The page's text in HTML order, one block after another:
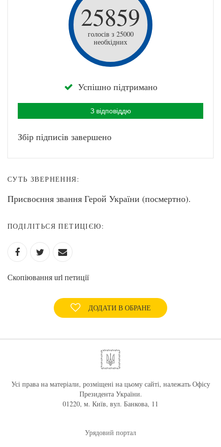
25859
голосів з 25000
необхідних
Успішно підтримано
З відповіддю
Збір підписів завершено
СУТЬ ЗВЕРНЕННЯ:
Присвоєння звання Герой України (посмертно).
ПОДІЛІТЬСЯ ПЕТИЦІЄЮ:
Скопіювання url петиції
ДОДАТИ В ОБРАНЕ
Усі права на матеріали, розміщені на цьому сайті, належать Офісу
Президента України.
01220, м. Київ, вул. Банкова, 11
Урядовий портал